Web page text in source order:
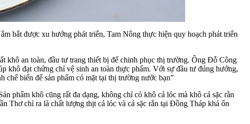
bắt được xu hướng phát triển, Tam Nông thực hiện quy hoạch phát triển
khô an toàn, đầu tư trang thiết bị để chinh phục thị trường. Ông Đỗ Công
khô đạt chứng chỉ vệ sinh an toàn thực phẩm. Với sự đầu tư đúng hướng,
biến để sản phẩm có mặt tại thị trường nước bạn”
phẩm khô cũng rất đa dạng, không chỉ có khô cá lóc mà khô cá sặc rằn
Thơ chỉ ra là chất lượng thịt cá lóc và cá sặc rằn tại Đồng Tháp khá ổn